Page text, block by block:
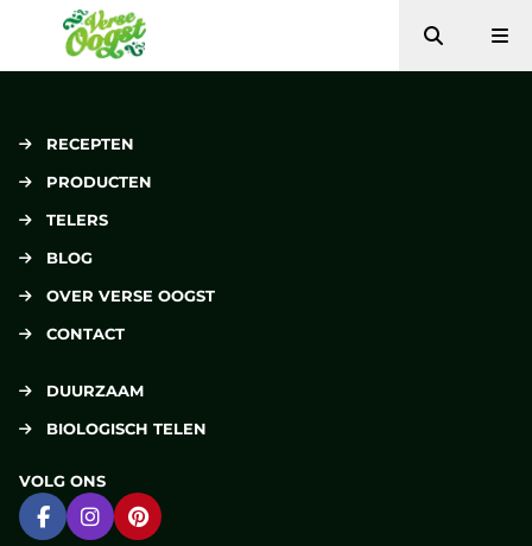
Verse Oogst
Zoeken
RECEPTEN
PRODUCTEN
TELERS
BLOG
OVER VERSE OOGST
CONTACT
DUURZAAM
BIOLOGISCH TELEN
VOLG ONS
Ga naar Facebook
Ga naar Instagram
Ga naar Pinterest